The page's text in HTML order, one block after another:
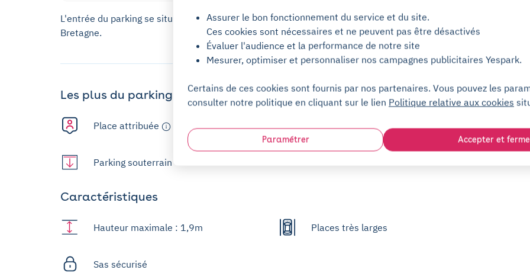
L'entrée du parking se situe au 38 rue de Bretagne. L'entrée piéton se situe au 38 rue de
Bretagne.
Les plus du parking
Place attribuée Abonnés engagés
Parking souterrain
Caractéristiques
Hauteur maximale : 1,9m Places très larges
Sas sécurisé
Assurer le bon fonctionnement du service et du site.
Ces cookies sont nécessaires et ne peuvent pas être désactivés
Évaluer l'audience et la performance de notre site
Mesurer, optimiser et personnaliser nos campagnes publicitaires Yespark.
Certains de ces cookies sont fournis par nos partenaires. Vous pouvez les
consulter notre politique en cliquant sur le lien Politique relative aux cookies
Paramétrer Accepter et